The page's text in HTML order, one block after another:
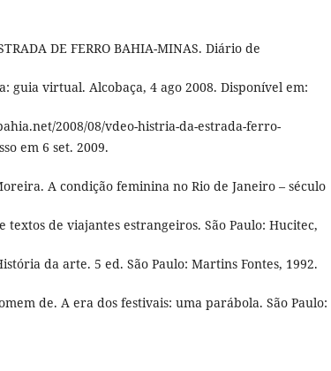
DE FERRO BAHIA-MINAS. Diário de
guia virtual. Alcobaça, 4 ago 2008. Disponível em:
2008/08/vdeo-histria-da-estrada-ferro-
em 6 set. 2009.
A condição feminina no Rio de Janeiro – século
textos de viajantes estrangeiros. São Paulo: Hucitec,
da arte. 5 ed. São Paulo: Martins Fontes, 1992.
de. A era dos festivais: uma parábola. São Paulo: